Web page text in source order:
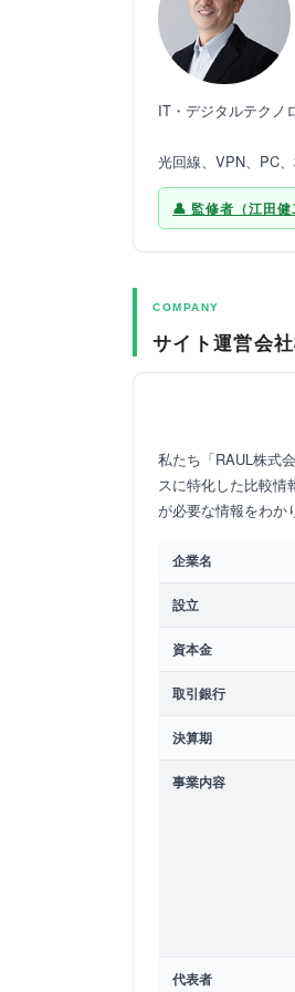
IT・デジタルテクノ
光回線、VPN、PC
監修者（江田
COMPANY
サイト運営会
私たち「RAUL株式
スに特化した比較情
が必要な情報をわか
企業名
設立
資本金
取引銀行
決算期
事業内容
代表者